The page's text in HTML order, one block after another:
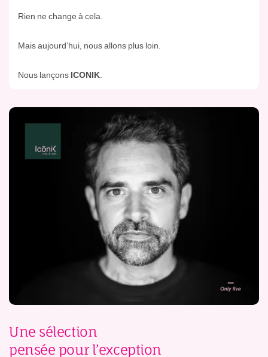
Rien ne change à cela.
Mais aujourd’hui, nous allons plus loin.
Nous lançons ICONIK
Une sélection
pensée pour l’exception